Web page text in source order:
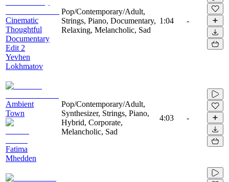
Cinematic
Thoughtful
Documentary
Edit 2
Yevhen
Lokhmatov
Pop/Contemporary/Adult,
Strings, Piano, Documentary,
Relaxing, Melancholic, Sad
1:04 -
Ambient
Town
Fatima
Mhedden
Pop/Contemporary/Adult,
Synthesizer, Strings, Piano,
Hybrid, Corporate,
Melancholic, Sad
4:03 -